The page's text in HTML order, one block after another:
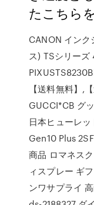
たこちら
CANON インク
ス) TSシリーズ
【送料無料】,
GUCCI*CB グ
日本ヒューレ
Gen10 Plus
商品 ロマネス
ィスプレー ギ
ンワサプライ